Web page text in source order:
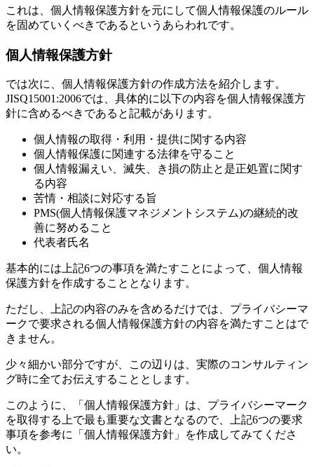
これは、個人情報保護方針を元にして個人情報保護のルール
を固めていくべきであるというあらわれです。
個人情報保護方針
では次に、個人情報保護方針の作成方法を紹介します。
JISQ15001:2006では、具体的に以下の内容を個人情報保護方
針に含めるべきであると記載があります。
個人情報の取得・利用・提供に関する内容
個人情報保護に関連する法律を守ること
個人情報漏えい、滅失、き損の防止と是正処置に関す
る内容
苦情・相談に対応する旨
PMS(個人情報保護マネジメントシステム)の継続的改
善に努めること
代表者氏名
基本的には上記6つの事項を満たすことによって、個人情報
保護方針を作成することとなります。
ただし、上記の内容のみを含めるだけでは、プライバシーマ
ークで要求される個人情報保護方針の内容を満たすことはで
きません。
少々細かい部分ですが、この辺りは、実際のコンサルティン
グ時に全てお伝えすることとします。
このように、「個人情報保護方針」は、プライバシーマーク
を取得する上で最も重要な文書となるので、上記6つの要求
事項を参考に「個人情報保護方針」を作成してみてくださ
い。